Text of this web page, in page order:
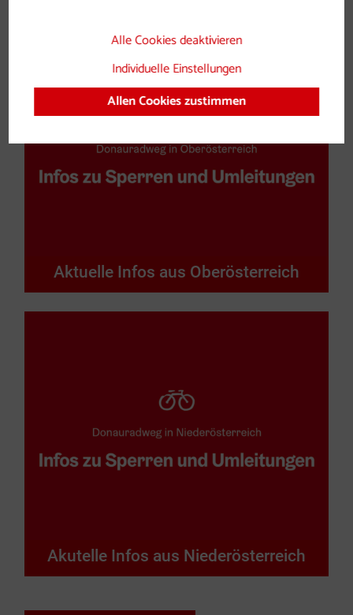
Aktuelle Infos aus Oberösterreich
Akutelle Infos aus Niederösterreich
Alle Cookies deaktivieren
Individuelle Einstellungen
Allen Cookies zustimmen